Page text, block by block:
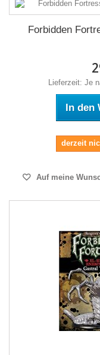
Forbidden
Lieferzeit: Je
In den
derzeit
Auf meine